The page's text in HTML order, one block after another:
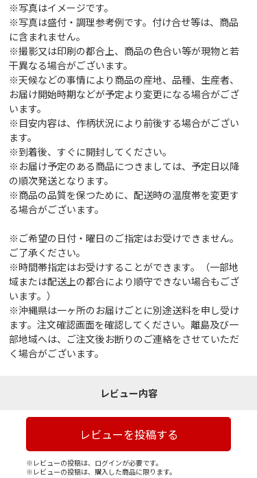
※写真はイメージです。
※写真は盛付・調理参考例です。付け合せ等は、商品
に含まれません。
※撮影又は印刷の都合上、商品の色合い等が現物と若
干異なる場合がございます。
※天候などの事情により商品の産地、品種、生産者、
お届け開始時期などが予定より変更になる場合がござ
います。
※目安内容は、作柄状況により前後する場合がござい
ます。
※到着後、すぐに開封してください。
※お届け予定のある商品につきましては、予定日以降
の順次発送となります。
※商品の品質を保つために、配送時の温度帯を変更す
る場合がございます。
※ご希望の日付・曜日のご指定はお受けできません。
ご了承ください。
※時間帯指定はお受けすることができます。（一部地
域または配送上の都合により順守できない場合もござ
います。）
※沖縄県は一ヶ所のお届けごとに別途送料を申し受け
ます。注文確認画面を確認してください。離島及び一
部地域へは、ご注文後お断りのご連絡をさせていただ
く場合がございます。
レビュー内容
レビューを投稿する
※レビューの投稿は、ログインが必要です。
※レビューの投稿は、購入した商品に限ります。